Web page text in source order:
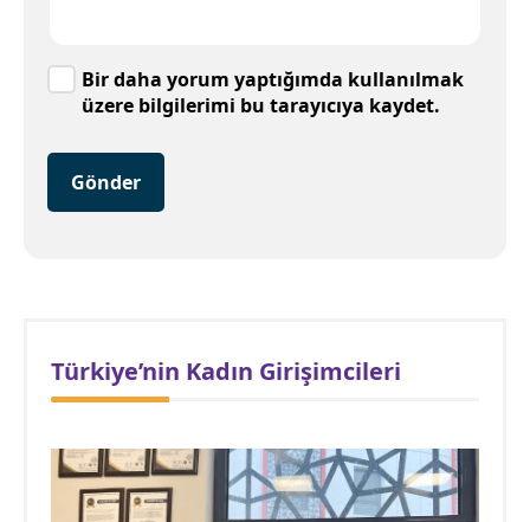
Bir daha yorum yaptığımda kullanılmak
üzere bilgilerimi bu tarayıcıya kaydet.
Gönder
Türkiye’nin Kadın Girişimcileri